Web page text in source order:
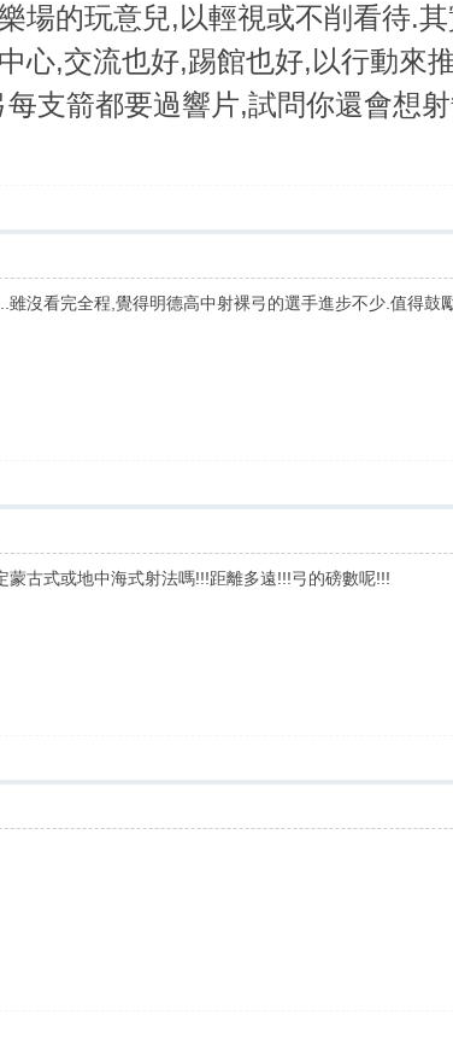
場的玩意兒,以輕視或不削看待.
心,交流也好,踢館也好,以行動來
支箭都要過響片,試問你還會想
沒看完全程,覺得明德高中射裸弓的選手進步不少.值得鼓
古式或地中海式射法嗎!!!距離多遠!!!弓的磅數呢!!!